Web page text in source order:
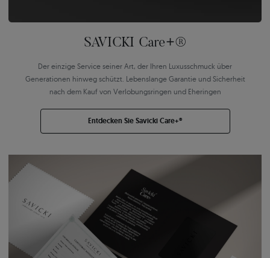
SAVICKI Care+®
Der einzige Service seiner Art, der Ihren Luxusschmuck über
Generationen hinweg schützt. Lebenslange Garantie und Sicherheit
nach dem Kauf von Verlobungsringen und Eheringen
Entdecken Sie Savicki Care+®